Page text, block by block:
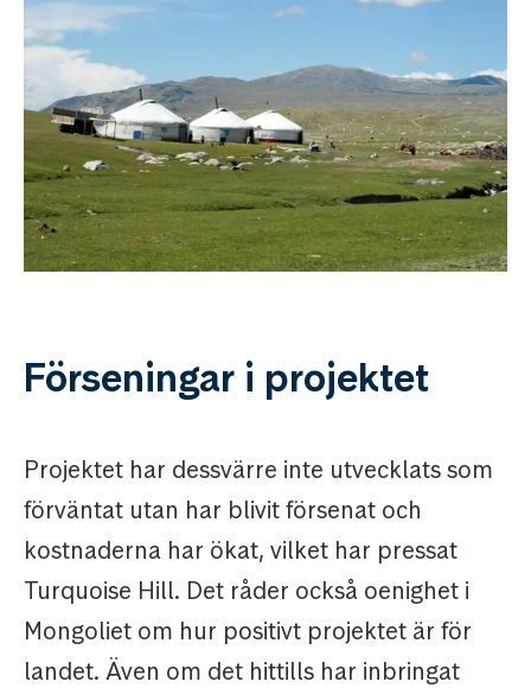
Förseningar i projektet
Projektet har dessvärre inte utvecklats som
förväntat utan har blivit försenat och
kostnaderna har ökat, vilket har pressat
Turquoise Hill. Det råder också oenighet i
Mongoliet om hur positivt projektet är för
landet. Även om det hittills har inbringat